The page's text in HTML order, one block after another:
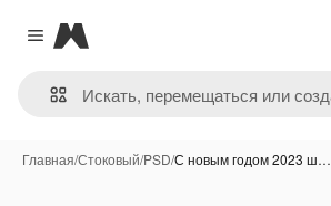
Close menu
Magnific
Главная/Стоковый/PSD/С новым годом 2023 ш…